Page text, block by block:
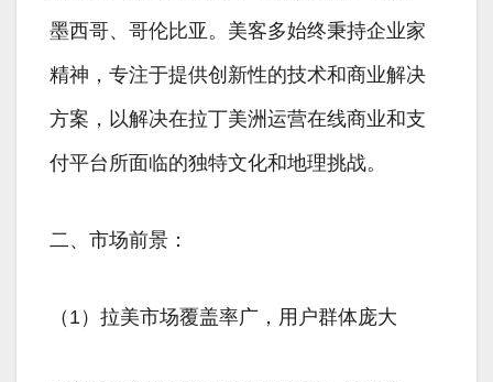
墨西哥、哥伦比亚。美客多始终秉持企业家
精神，专注于提供创新性的技术和商业解决
方案，以解决在拉丁美洲运营在线商业和支
付平台所面临的独特文化和地理挑战。
二、市场前景：
（1）拉美市场覆盖率广，用户群体庞大